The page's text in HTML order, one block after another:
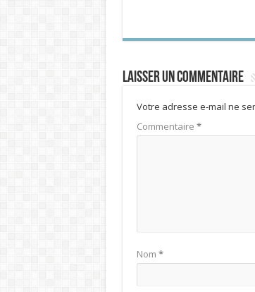
Laisser un commentaire
Votre adresse e-mail ne
Commentaire *
Nom *